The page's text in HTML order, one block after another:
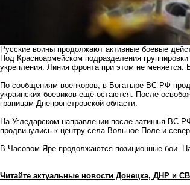
Русские воины продолжают активные боевые
Под Красноармейском подразделения
укрепления. Линия фронта при этом не меняется.
По сообщениям военкоров, в Богатыре ВС РФ
украинских боевиков ещё остаются. После
границам Днепропетровской области.
На Угледарском направлении после затишья ВС
продвинулись к центру села Вольное Поле и
В Часовом Яре продолжаются позиционные бои.
Читайте актуальные новости Донецка, ДНР и